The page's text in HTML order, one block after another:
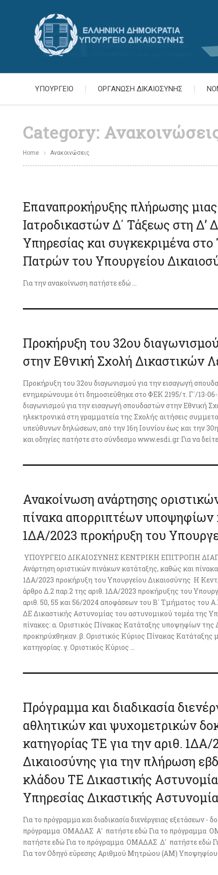
ΥΠΟΥΡΓΕΙΟ ΟΡΓΑΝΩΣΗ ΔΙΚΑΙΟΣΥΝΗΣ
Category:
Home Ανακοινώσεις
Επαναπροκήρυξης πλήρωσης
Ιατροδικαστών Δ΄ Τάξεως στη Δ’
Υπηρεσίας και συγκεκριμένα
Πατρών του Υπουργείου
Για την ανακοίνωση πατήστε εδώ ...
Προκήρυξη του 32ου
στην Εθνική Σχολή Δικαστικών
Προκήρυξη του 32ου διαγωνισμού για την εισαγωγή
ενημερώνουμε ότι δημοσιεύθηκε στο ΦΕΚ 2195/τ. Γ΄/13-
διαγωνισμού για την εισαγωγή σπουδαστών στην Εθνική
ηλεκτρονικά στη γραμματεία της Σχολής αιτήσεις
υπεύθυνων δηλώσεων, από την 16η Ιουνίου έως και την
και οδηγίες πατήστε στο σύνδεσμο www.esdi.gr Για να
Ανακοίνωση ανάρτησης
πίνακα απορριπτέων υποψηφίων
1ΔΑ/2023 προκήρυξη του
ΥΠΟΥΡΓΕΙΟ ΔΙΚΑΙΟΣΥΝΗΣ ΚΕΝΤΡΙΚΗ ΕΠΙΤΡΟΠΗ
Ανάρτηση οριστικών πινάκων κατάταξης, καθώς και
1ΔΑ/2023 προκήρυξη του Υπουργείου Δικαιοσύνης Η
άρθρο Δ.2 παρ.2 της αριθ. 1ΔΑ/2023 προκήρυξης του
αριθ. 50, 55 και 56/2024 αποφάσεων του Β΄ Τμήματος του
ΔΕ Δικαστικής Αστυνομίας του αστυνομικού τομέα της
πίνακες: α. Οριστικός Πίνακας Κατάταξης υποψηφίων
προκηρύχθηκαν. β. Οριστικός Κύριος Πίνακας
κατηγορίας. γ. Οριστικός Κύριος ...
Πρόγραμμα και διαδικασία
αθλητικών και ψυχομετρικών
κατηγορίας ΤΕ για την αριθ.
Δικαιοσύνης για την πλήρωση
κλάδου ΤΕ Δικαστικής
Υπηρεσίας Δικαστικής
Για το πρόγραμμα και διαδικασία διενέργειας εξετάσεων
πρόγραμμα ΟΜΑΔΑΣ Α' πατήστε εδώ Για το πρόγραμμα
πατήστε εδώ Για το πρόγραμμα ΟΜΑΔΑΣ Δ' πατήστε εδώ
Για τον Οδηγό εύρεσης Αριθμού Μητρώου (ΑΜ) Υποψηφίου